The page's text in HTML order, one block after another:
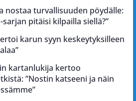
nostaa turvallisuuden pöydälle:
pitäisi kilpailla siellä?”
karun syyn keskeytyksilleen
kartanlukija kertoo
”Nostin katseeni ja näin